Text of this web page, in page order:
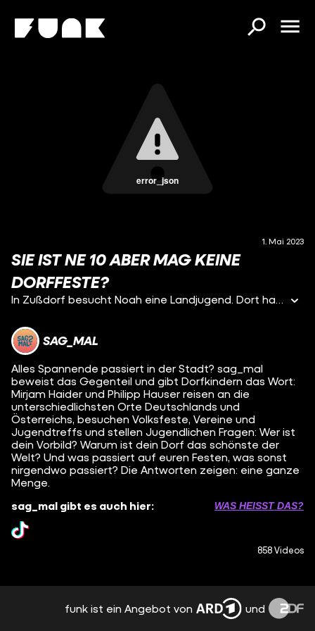
error_json
1. Mai 2023
SIE IST NE 10 ABER MAG KEINE
DORFFESTE?
In Zußdorf besucht Noah eine Landjugend. Dort haben Dorffeste Tradition. Aber was, wenn dein Crush keine Dorffeste mag? Genau das will Noah herausfinden.
SAG_MAL
Alles Spannende passiert in der Stadt? sag_mal
beweist das Gegenteil und gibt Dorfkindern das Wort:
Mirjam Haider und Philipp Hauser reisen an die
unterschiedlichsten Orte Deutschlands und
Österreichs, besuchen Volksfeste, Vereine und
Jugendtreffs und stellen Jugendlichen Fragen: Wer ist
dein Vorbild? Warum ist dein Dorf das schönste der
Welt? Und was passiert auf euren Festen, was sonst
nirgendwo passiert? Die Antworten zeigen: eine ganze
Menge.
sag_mal gibt es auch hier:
WAS HEISST DAS?
858 Videos
funk ist ein Angebot von und